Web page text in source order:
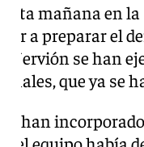
esta mañana en
a preparar el
Nervión se han
que ya se
se han